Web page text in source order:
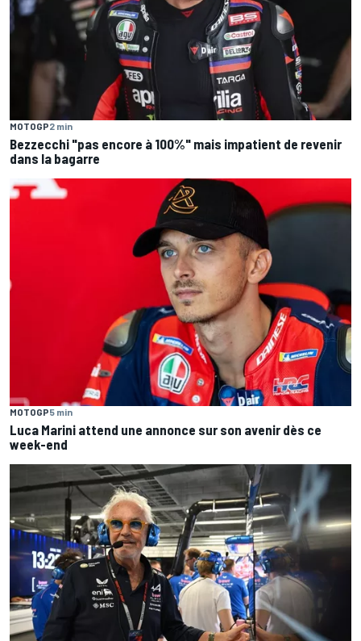
MOTOGP2 min
Bezzecchi "pas encore à 100%" mais impatient de revenir
dans la bagarre
MOTOGP5 min
Luca Marini attend une annonce sur son avenir dès ce
week-end